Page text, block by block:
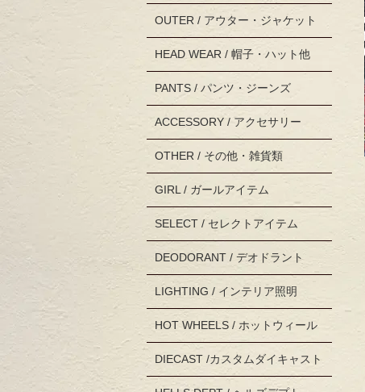
OUTER / アウター・ジャケット
HEAD WEAR / 帽子・ハット他
PANTS / パンツ・ジーンズ
ACCESSORY / アクセサリー
OTHER / その他・雑貨類
GIRL / ガールアイテム
SELECT / セレクトアイテム
DEODORANT / デオドラント
LIGHTING / インテリア照明
HOT WHEELS / ホットウィール
DIECAST /カスタムダイキャスト